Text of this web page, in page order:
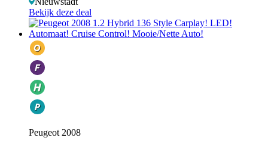
Bekijk deze deal
Peugeot 2008